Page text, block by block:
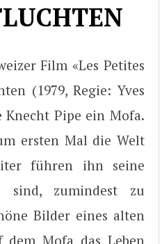
Film «Les Petites
(1979, Regie: Yves
Pipe ein Mofa.
ersten Mal die Welt
führen ihn seine
sind, zumindest zu
Bilder eines alten
dem Mofa das Leben